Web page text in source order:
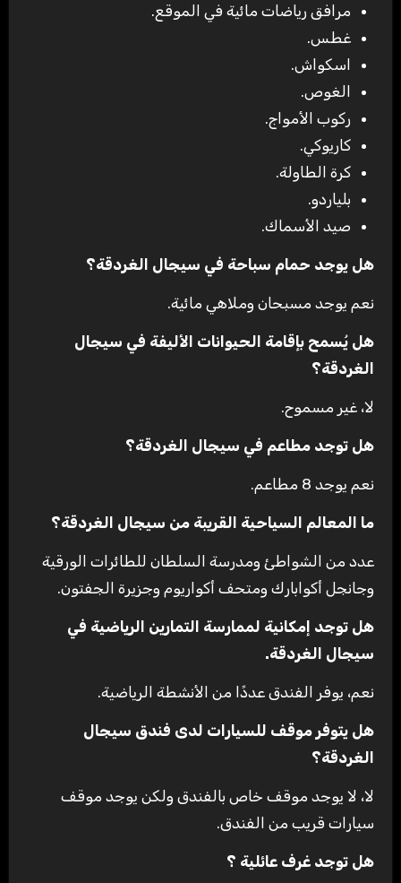
مرافق رياضات مائية في الموقع.
غطس.
اسكواش.
الغوص.
ركوب الأمواج.
كاريوكي.
كرة الطاولة.
بلياردو.
صيد الأسماك.
هل يوجد حمام سباحة في سيجال الغردقة؟
نعم يوجد مسبحان وملاهي مائية.
هل يُسمح بإقامة الحيوانات الأليفة في سيجال
الغردقة؟
لا، غير مسموح.
هل توجد مطاعم في سيجال الغردقة؟
نعم يوجد 8 مطاعم.
ما المعالم السياحية القريبة من سيجال الغردقة؟
عدد من الشواطئ ومدرسة السلطان للطائرات الورقية
وجانجل أكوابارك ومتحف أكواريوم وجزيرة الجفتون.
هل توجد إمكانية لممارسة التمارين الرياضية في
سيجال الغردقة.
نعم، يوفر الفندق عددًا من الأنشطة الرياضية.
هل يتوفر موقف للسيارات لدى فندق سيجال
الغردقة؟
لا، لا يوجد موقف خاص بالفندق ولكن يوجد موقف
سيارات قريب من الفندق.
هل توجد غرف عائلية ؟